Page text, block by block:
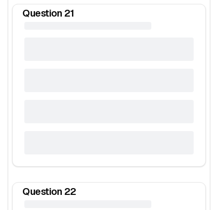
Question 21
Question 22